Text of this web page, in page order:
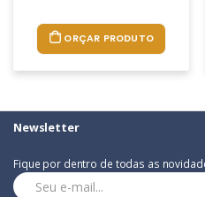
ORÇAR PRODUTO
Newsletter
Fique por dentro de todas as